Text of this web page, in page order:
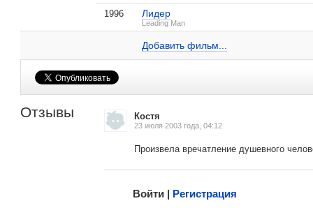
1996 Лидер
Leading Man
Добавить фильм...
Дракула Хеллбой
1 кадр
Виктория Смерфит на IMDB.com
Отзывы Костя
23 июля 2003 года, 04:12
Произвела вречатление душевного
, поделитесь своим мнением
Малосодержательные и грубые отзывы нещадно
Войти | Регистрация